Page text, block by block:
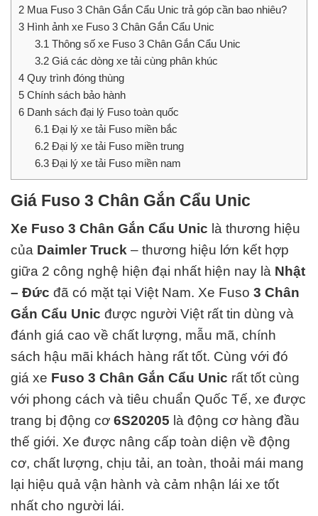
2 Mua Fuso 3 Chân Gắn Cẩu Unic trả góp cần bao nhiêu?
3 Hình ảnh xe Fuso 3 Chân Gắn Cẩu Unic
3.1Thông số xe Fuso 3 Chân Gắn Cẩu Unic
3.2Giá các dòng xe tải cùng phân khúc
4 Quy trình đóng thùng
5 Chính sách bảo hành
6 Danh sách đại lý Fuso toàn quốc
6.1Đại lý xe tải Fuso miền bắc
6.2Đại lý xe tải Fuso miền trung
6.3Đại lý xe tải Fuso miền nam
Giá Fuso 3 Chân Gắn Cẩu Unic
Xe Fuso 3 Chân Gắn Cẩu Unic là thương hiệu
của Daimler Truck – thương hiệu lớn kết hợp
giữa 2 công nghệ hiện đại nhất hiện nay là Nhật
– Đức đã có mặt tại Việt Nam. Xe Fuso 3 Chân
Gắn Cẩu Unic được người Việt rất tin dùng và
đánh giá cao về chất lượng, mẫu mã, chính
sách hậu mãi khách hàng rất tốt. Cùng với đó
giá xe Fuso 3 Chân Gắn Cẩu Unic rất tốt cùng
với phong cách và tiêu chuẩn Quốc Tế, xe được
trang bị động cơ 6S20205 là động cơ hàng đầu
thế giới. Xe được nâng cấp toàn diện về động
cơ, chất lượng, chịu tải, an toàn, thoải mái mang
lại hiệu quả vận hành và cảm nhận lái xe tốt
nhất cho người lái.